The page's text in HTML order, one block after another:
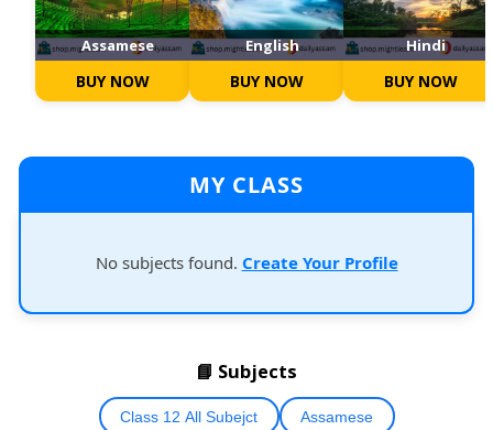
Assamese
BUY NOW
English
BUY NOW
Hindi
BUY NOW
MY CLASS
No subjects found. Create Your Profile
📘 Subjects
Class 12 All Subejct Assamese